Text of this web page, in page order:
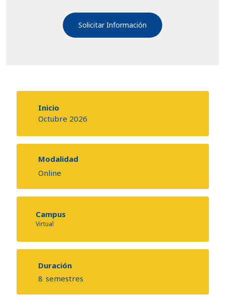
Inicio
Octubre 2026
Modalidad
Online
Campus
Virtual
Duración
8 semestres